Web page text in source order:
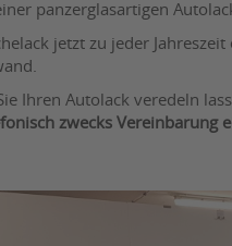
panzerglasartigen
jetzt zu jeder
Ihren Autolack veredeln
zwecks Vereinbarung